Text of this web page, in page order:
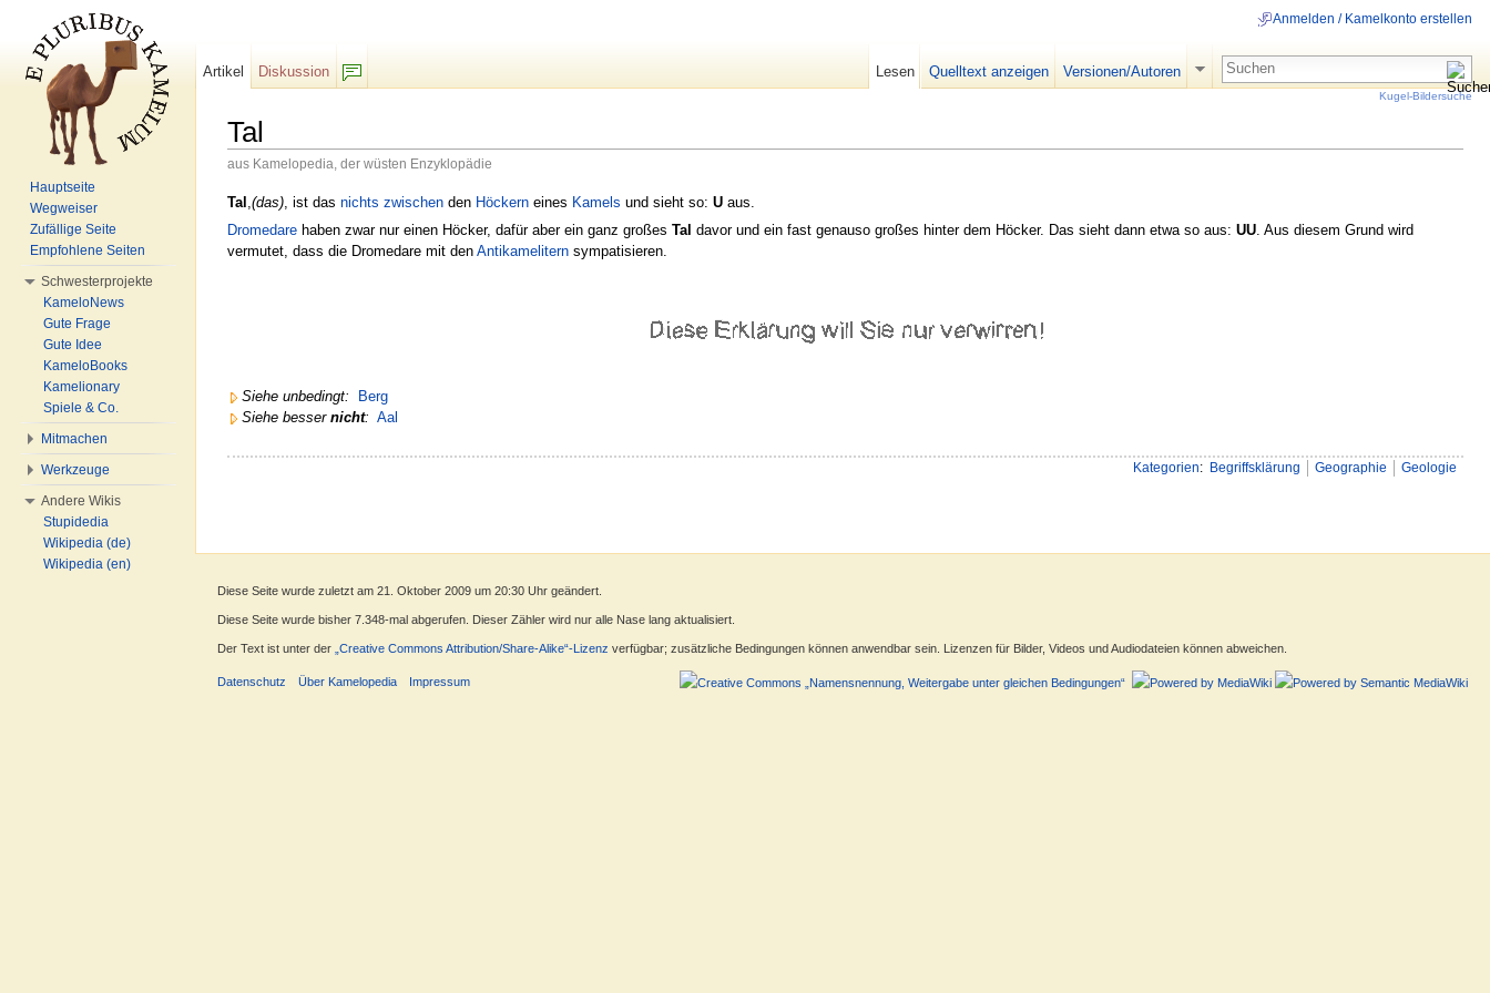
Tal
aus Kamelopedia, der wüsten Enzyklopädie
Tal (das) , ist das nichts zwischen den Höckern eines Kamels und sieht so: U aus.
Dromedare haben zwar nur einen Höcker, dafür aber ein ganz großes Tal davor und ein fast genauso großes hinter dem Höcker. Das sieht dann etwa so aus: UU . Aus diesem Grund wird
vermutet, dass die Dromedare mit den Antikamelitern sympatisieren.
Siehe unbedingt:
Berg
Siehe besser nicht: Aal
Kategorien: Begriffsklärung Geographie Geologie
Anmelden / Kamelkonto erstellen
Artikel
Diskussion
Lesen Quelltext anzeigen Versionen/Autoren
Kugel-Bildersuche
Hauptseite
Wegweiser
Zufällige Seite
Empfohlene Seiten
Schwesterprojekte
KameloNews
Gute Frage
Gute Idee
KameloBooks
Kamelionary
Spiele & Co.
Mitmachen
Werkzeuge
Andere Wikis
Stupidedia
Wikipedia (de)
Wikipedia (en)
Diese Seite wurde zuletzt am 21. Oktober 2009 um 20:30 Uhr geändert.
Diese Seite wurde bisher 7.348-mal abgerufen. Dieser Zähler wird nur alle Nase lang aktualisiert.
Der Text ist unter der „Creative Commons Attribution/Share-Alike“-Lizenz verfügbar; zusätzliche Bedingungen können anwendbar sein. Lizenzen für Bilder, Videos und Audiodateien können abweichen.
Datenschutz Über Kamelopedia Impressum